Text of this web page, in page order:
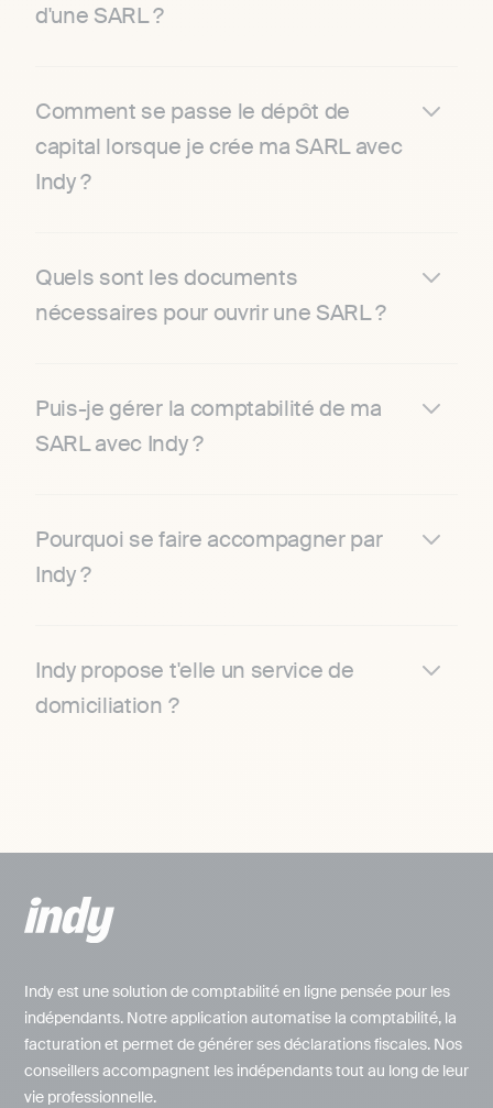
d'une SARL ?
Comment se passe le dépôt de
capital lorsque je crée ma SARL avec
Indy ?
Quels sont les documents
nécessaires pour ouvrir une SARL ?
Puis-je gérer la comptabilité de ma
SARL avec Indy ?
Pourquoi se faire accompagner par
Indy ?
Indy propose t'elle un service de
domiciliation ?
Indy est une solution de comptabilité en ligne pensée pour les
indépendants. Notre application automatise la comptabilité, la
facturation et permet de générer ses déclarations fiscales. Nos
conseillers accompagnent les indépendants tout au long de leur
vie professionnelle.